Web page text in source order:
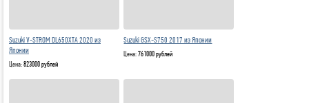
Suzuki V-STROM DL650XTA 2020 из
Японии
Цена:823000 рублей
Suzuki GSX-S750 2017 из Японии
Цена:761000 рублей